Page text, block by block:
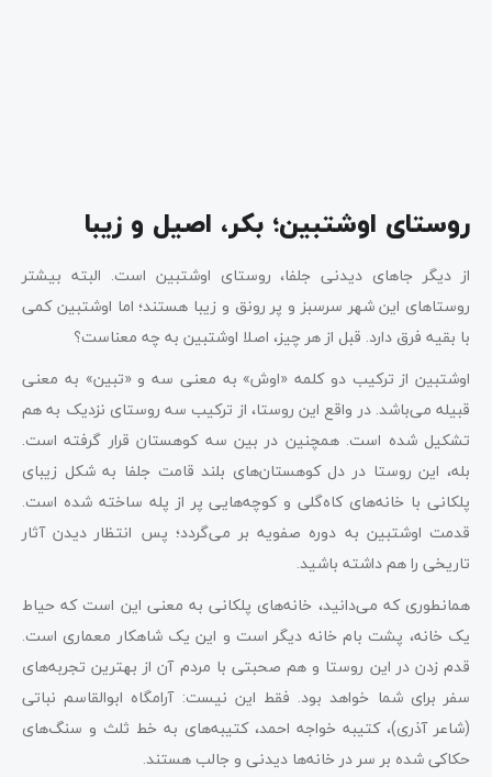
روستای اوشتبین؛ بکر، اصیل و زیبا
از دیگر جاهای دیدنی جلفا، روستای اوشتبین است. البته بیشتر
روستاهای این شهر سرسبز و پر رونق و زیبا هستند؛ اما اوشتبین کمی
با بقیه فرق دارد. قبل از هر چیز، اصلا اوشتبین به چه معناست؟
اوشتبین از ترکیب دو کلمه «اوش» به معنی سه و «تبین» به معنی
قبیله می‌باشد. در واقع این روستا، از ترکیب سه روستای نزدیک به هم
تشکیل شده است. همچنین در بین سه کوهستان قرار گرفته است.
بله، این روستا در دل کوهستان‌های بلند قامت جلفا به شکل زیبای
پلکانی با خانه‌های کاه‌گلی و کوچه‌هایی پر از پله ساخته شده است.
قدمت اوشتبین به دوره صفویه بر می‌گردد؛ پس انتظار دیدن آثار
تاریخی را هم داشته باشید.
همانطوری که می‌دانید، خانه‌های پلکانی به معنی این است که حیاط
یک خانه، پشت بام خانه دیگر است و این یک شاهکار معماری است.
قدم زدن در این روستا و هم صحبتی با مردم آن از بهترین تجربه‌های
سفر برای شما خواهد بود. فقط این نیست: آرامگاه ابوالقاسم نباتی
(شاعر آذری)، کتیبه خواجه احمد، کتیبه‌های به خط ثلث و سنگ‌های
حکاکی شده بر سر در خانه‌ها دیدنی و جالب هستند.